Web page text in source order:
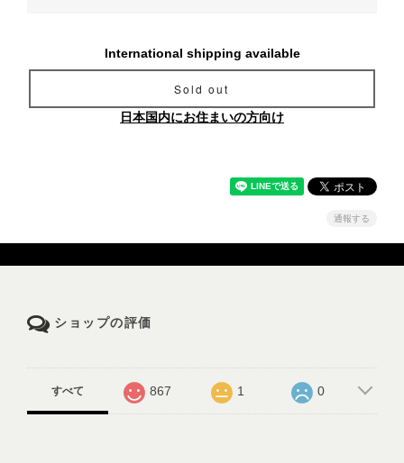
International shipping available
Sold out
日本国内にお住まいの方向け
通報する
ショップの評価
すべて 867 1 0